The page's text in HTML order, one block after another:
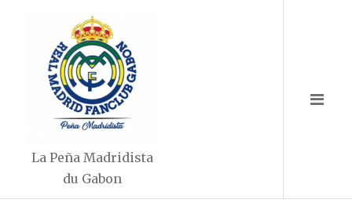
La Peña Madridista
du Gabon